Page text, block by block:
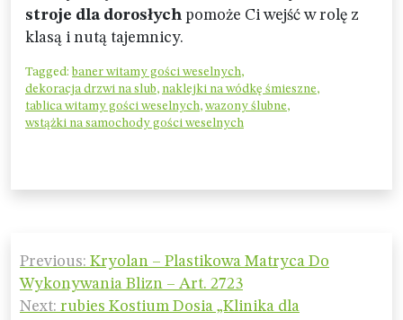
stroje dla dorosłych pomoże Ci wejść w rolę z
klasą i nutą tajemnicy.
Tagged: baner witamy gości weselnych,
dekoracja drzwi na slub, naklejki na wódkę śmieszne,
tablica witamy gości weselnych, wazony ślubne,
wstążki na samochody gości weselnych
Nawigacja
wpisu
Previous: Kryolan – Plastikowa Matryca Do
Wykonywania Blizn – Art. 2723
Next: rubies Kostium Dosia „Klinika dla